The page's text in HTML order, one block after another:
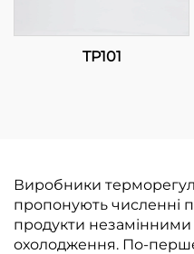
TP101
Виробники
пропонують численні
продукти незамінними
охолодження. По-